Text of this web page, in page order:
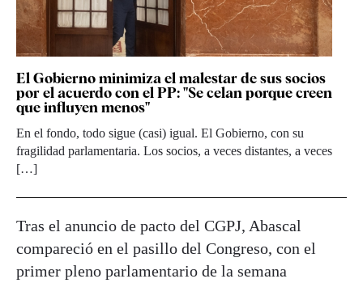
El Gobierno minimiza el malestar de sus socios
por el acuerdo con el PP: "Se celan porque creen
que influyen menos"
En el fondo, todo sigue (casi) igual. El Gobierno, con su
fragilidad parlamentaria. Los socios, a veces distantes, a veces
[…]
Tras el anuncio de pacto del CGPJ, Abascal
compareció en el pasillo del Congreso, con el
primer pleno parlamentario de la semana